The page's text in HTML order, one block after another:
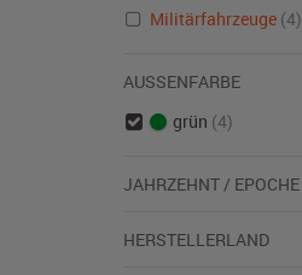
Militärfahrzeuge (4)
AUSSENFARBE
grün (4)
JAHRZEHNT / EPOCHE
HERSTELLERLAND